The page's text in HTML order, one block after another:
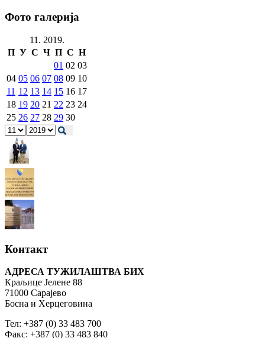
Фото галерија
11. 2019.
П У С Ч П С Н
01 02 03
04 05 06 07 08 09 10
11 12 13 14 15 16 17
18 19 20 21 22 23 24
25 26 27 28 29 30
Контакт
АДРЕСА ТУЖИЛАШТВА БИХ
Краљице Јелене 88
71000 Сарајево
Босна и Херцеговина
Тел: +387 (0) 33 483 700
Факс: +387 (0) 33 483 840